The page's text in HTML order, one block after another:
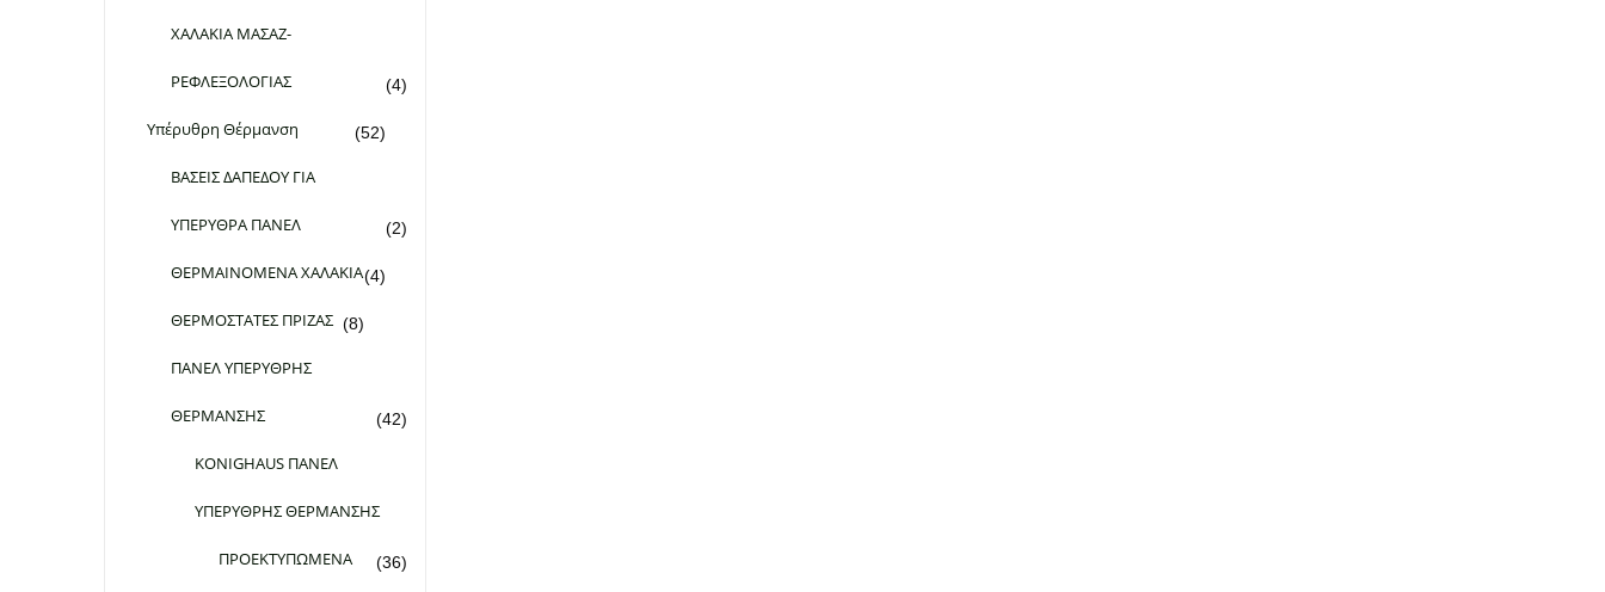
ΧΑΛΑΚΙΑ ΜΑΣΑΖ-
ΡΕΦΛΕΞΟΛΟΓΙΑΣ (4)
Υπέρυθρη Θέρμανση (52)
ΒΑΣΕΙΣ ΔΑΠΕΔΟΥ ΓΙΑ
ΥΠΕΡΥΘΡΑ ΠΑΝΕΛ (2)
ΘΕΡΜΑΙΝΟΜΕΝΑ ΧΑΛΑΚΙΑ(4)
ΘΕΡΜΟΣΤΑΤΕΣ ΠΡΙΖΑΣ (8)
ΠΑΝΕΛ ΥΠΕΡΥΘΡΗΣ
ΘΕΡΜΑΝΣΗΣ (42)
KONIGHAUS ΠΑΝΕΛ
ΥΠΕΡΥΘΡΗΣ ΘΕΡΜΑΝΣΗΣ
(36)
ΠΡΟΕΚΤΥΠΩΜΕΝΑ